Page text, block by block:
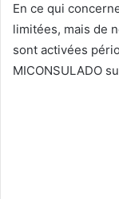
En ce qui
limitées, mais de
sont activées
MICONSULADO